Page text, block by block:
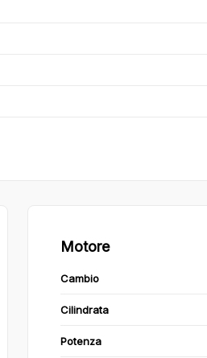
Motore
Cambio
Cilindrata
Potenza